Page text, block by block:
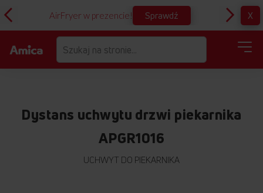
AirFryer w prezencie! Sprawdź X
Dystans uchwytu drzwi piekarnika
APGR1016
UCHWYT DO PIEKARNIKA